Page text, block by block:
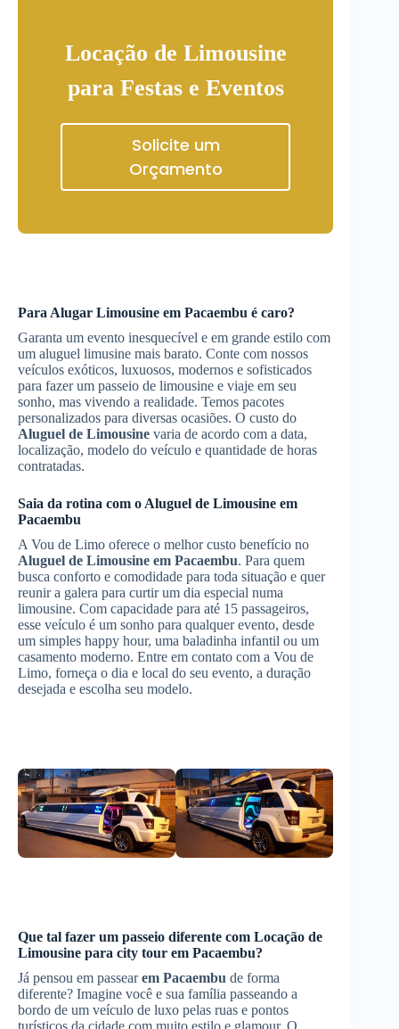
Locação de Limousine
para Festas e Eventos
Solicite um
Orçamento
Para Alugar Limousine em Pacaembu é caro?
Garanta um evento inesquecível e em grande estilo com
um aluguel limusine mais barato. Conte com nossos
veículos exóticos, luxuosos, modernos e sofisticados
para fazer um passeio de limousine e viaje em seu
sonho, mas vivendo a realidade. Temos pacotes
personalizados para diversas ocasiões. O custo do
Aluguel de Limousine varia de acordo com a data,
localização, modelo do veículo e quantidade de horas
contratadas.
Saia da rotina com o Aluguel de Limousine em
Pacaembu
A Vou de Limo oferece o melhor custo benefício no
Aluguel de Limousine em Pacaembu. Para quem
busca conforto e comodidade para toda situação e quer
reunir a galera para curtir um dia especial numa
limousine. Com capacidade para até 15 passageiros,
esse veículo é um sonho para qualquer evento, desde
um simples happy hour, uma baladinha infantil ou um
casamento moderno. Entre em contato com a Vou de
Limo, forneça o dia e local do seu evento, a duração
desejada e escolha seu modelo.
Que tal fazer um passeio diferente com Locação de
Limousine para city tour em Pacaembu?
Já pensou em passearem Pacaembu de forma
diferente? Imagine você e sua família passeando a
bordo de um veículo de luxo pelas ruas e pontos
turísticos da cidade com muito estilo e glamour. O